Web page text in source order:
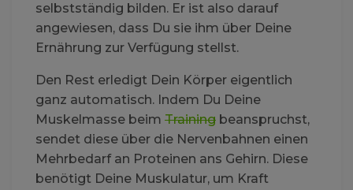
selbstständig bilden. Er ist also darauf
angewiesen, dass Du sie ihm über Deine
Ernährung zur Verfügung stellst.
Den Rest erledigt Dein Körper eigentlich
ganz automatisch. Indem Du Deine
Muskelmasse beim Training beanspruchst,
sendet diese über die Nervenbahnen einen
Mehrbedarf an Proteinen ans Gehirn. Diese
benötigt Deine Muskulatur, um Kraft